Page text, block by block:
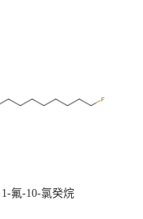
1-氟-10-氯癸烷